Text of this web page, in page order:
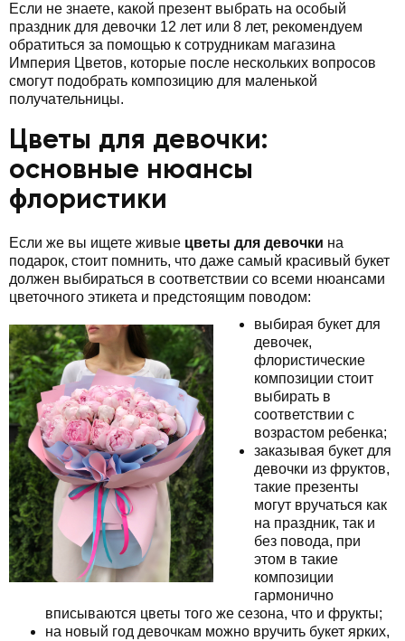
Если не знаете, какой презент выбрать на особый
праздник для девочки 12 лет или 8 лет, рекомендуем
обратиться за помощью к сотрудникам магазина
Империя Цветов, которые после нескольких вопросов
смогут подобрать композицию для маленькой
получательницы.
Цветы для девочки:
основные нюансы
флористики
Если же вы ищете живые цветы для девочки на
подарок, стоит помнить, что даже самый красивый букет
должен выбираться в соответствии со всеми нюансами
цветочного этикета и предстоящим поводом:
выбирая букет для
девочек,
флористические
композиции стоит
выбирать в
соответствии с
возрастом ребенка;
заказывая букет для
девочки из фруктов,
такие презенты
могут вручаться как
на праздник, так и
без повода, при
этом в такие
композиции
гармонично
вписываются цветы того же сезона, что и фрукты;
на новый год девочкам можно вручить букет ярких,